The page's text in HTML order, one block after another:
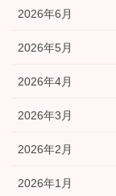
2026年6月
2026年5月
2026年4月
2026年3月
2026年2月
2026年1月